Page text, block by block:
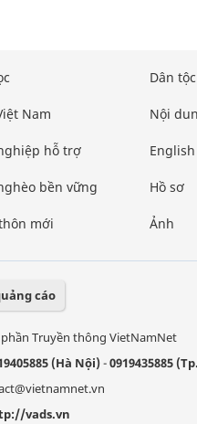
Nam
hỗ trợ
bền vững
mới
Dân
Nội
English
Hồ sơ
Ảnh
cáo
Truyền thông VietNamNet
(Hà Nội)-0919435885
vads.vn